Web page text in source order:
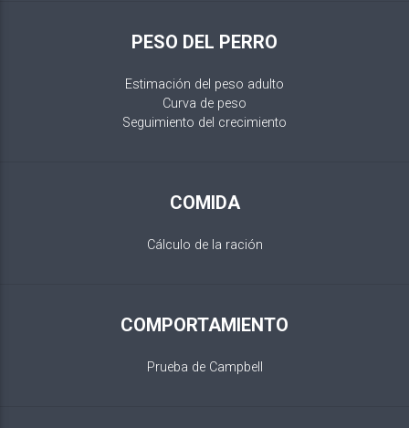
PESO DEL PERRO
Estimación del peso adulto
Curva de peso
Seguimiento del crecimiento
COMIDA
Cálculo de la ración
COMPORTAMIENTO
Prueba de Campbell